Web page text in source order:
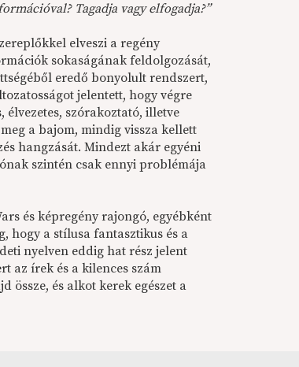
Tagadja vagy elfogadja?”
elveszi a regény
sokaságának feldolgozását,
eredő bonyolult rendszert,
jelentett, hogy végre
szórakoztató, illetve
a bajom, mindig vissza kellett
hangzását. Mindezt akár egyéni
szintén csak ennyi problémája
és képregény rajongó, egyébként
hogy a stílusa fantasztikus és a
nyelven eddig hat rész jelent
az írek és a kilences szám
össze, és alkot kerek egészet a